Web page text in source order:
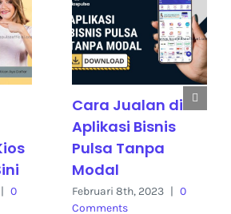
| 0
Cara Jualan di
Aplikasi Bisnis
Pulsa Tanpa
Modal
Februari 8th, 2023 | 0
Comments